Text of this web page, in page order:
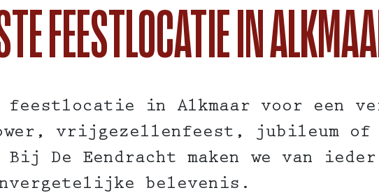
FEESTLOCATIE IN
feestlocatie in Alkmaar voor een
vrijgezellenfeest, jubileum of
De Eendracht maken we van
belevenis.